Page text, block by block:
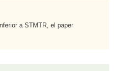
a STMTR, el paper